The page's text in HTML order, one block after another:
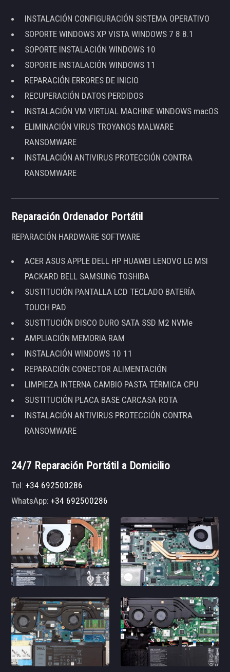
INSTALACIÓN CONFIGURACIÓN SISTEMA OPERATIVO
SOPORTE WINDOWS XP VISTA WINDOWS 7 8 8.1
SOPORTE INSTALACIÓN WINDOWS 10
SOPORTE INSTALACIÓN WINDOWS 11
REPARACIÓN ERRORES DE INICIO
RECUPERACIÓN DATOS PERDIDOS
INSTALACIÓN VM VIRTUAL MACHINE WINDOWS macOS
ELIMINACIÓN VIRUS TROYANOS MALWARE
RANSOMWARE
INSTALACIÓN ANTIVIRUS PROTECCIÓN CONTRA
RANSOMWARE
Reparación Ordenador Portátil
REPARACIÓN HARDWARE SOFTWARE
ACER ASUS APPLE DELL HP HUAWEI LENOVO LG MSI
PACKARD BELL SAMSUNG TOSHIBA
SUSTITUCIÓN PANTALLA LCD TECLADO BATERÍA
TOUCH PAD
SUSTITUCIÓN DISCO DURO SATA SSD M2 NVMe
AMPLIACIÓN MEMORIA RAM
INSTALACIÓN WINDOWS 10 11
REPARACIÓN CONECTOR ALIMENTACIÓN
LIMPIEZA INTERNA CAMBIO PASTA TÉRMICA CPU
SUSTITUCIÓN PLACA BASE CARCASA ROTA
INSTALACIÓN ANTIVIRUS PROTECCIÓN CONTRA
RANSOMWARE
24/7 Reparación Portátil a Domicilio
Tel:+34 692500286
WhatsApp:+34 692500286